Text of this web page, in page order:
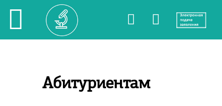
Абитуриентам